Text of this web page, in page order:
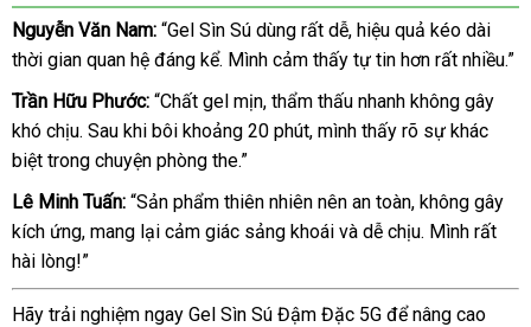
Nguyễn Văn Nam: “Gel Sìn Sú dùng rất dễ, hiệu quả kéo dài
thời gian quan hệ đáng kể. Mình cảm thấy tự tin hơn rất nhiều.”
Trần Hữu Phước: “Chất gel mịn, thẩm thấu nhanh không gây
khó chịu. Sau khi bôi khoảng 20 phút, mình thấy rõ sự khác
biệt trong chuyện phòng the.”
Lê Minh Tuấn: “Sản phẩm thiên nhiên nên an toàn, không gây
kích ứng, mang lại cảm giác sảng khoái và dễ chịu. Mình rất
hài lòng!”
Hãy trải nghiệm ngay Gel Sìn Sú Đậm Đặc 5G để nâng cao